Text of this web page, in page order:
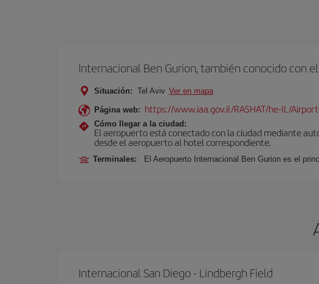
Internacional Ben Gurion, también conocido con
Situación: Tel Aviv Ver en mapa
Página web: https://www.iaa.gov.il/RASHAT/he-IL/
Cómo llegar a la ciudad:
El aeropuerto está conectado con la ciudad mediante
desde el aeropuerto al hotel correspondiente.
Terminales: El Aeropuerto Internacional Ben Gurion es el
Internacional San Diego - Lindbergh Field